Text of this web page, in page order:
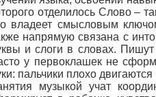
отделилось Слово –
владеет смысловым
напрямую связана с
и слоги в словах.
у первоклашек не
пальчики плохо
музыкой учат